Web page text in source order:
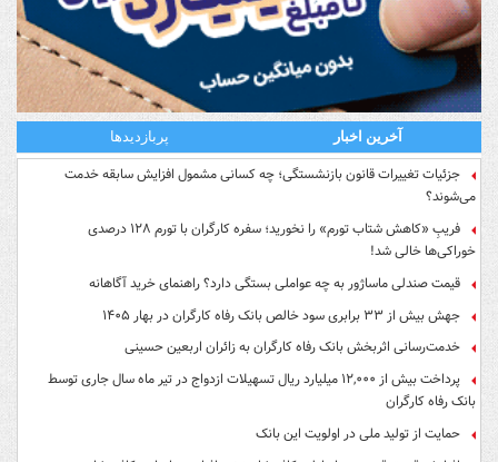
آخرین اخبار پربازدیدها
جزئیات تغییرات قانون بازنشستگی؛ چه کسانی مشمول افزایش سابقه خدمت
می‌شوند؟
فریبِ «کاهش شتاب تورم» را نخورید؛ سفره کارگران با تورم ۱۲۸ درصدی
خوراکی‌ها خالی شد!
قیمت صندلی ماساژور به چه عواملی بستگی دارد؟ راهنمای خرید آگاهانه
جهش بیش از ۳۳ برابری سود خالص بانک رفاه کارگران در بهار ۱۴۰۵
خدمت‌رسانی اثربخش بانک رفاه کارگران به زائران اربعین حسینی
پرداخت بیش از ۱۲,۰۰۰ میلیارد ریال تسهیلات ازدواج در تیر ماه سال جاری توسط
بانک رفاه کارگران
حمایت از تولید ملی در اولویت این بانک